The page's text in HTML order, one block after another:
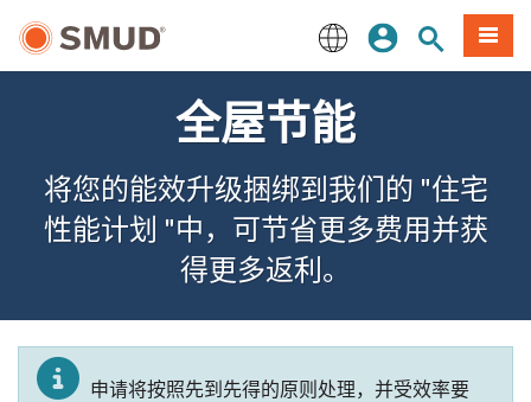
English
登录网站搜索
項目
全屋节能
将您的能效升级捆绑到我们的 "住宅
性能计划 "中，可节省更多费用并获
得更多返利。
申请将按照先到先得的原则处理，并受效率要